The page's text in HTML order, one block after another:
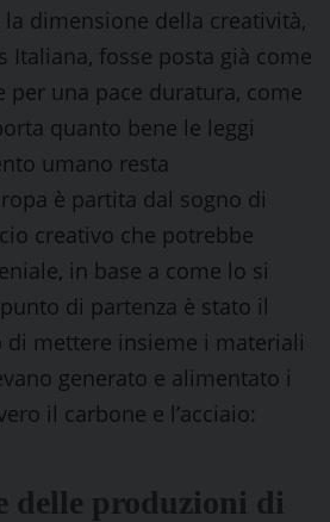
dimensione della creatività,
Italiana, fosse posta già come
per una pace duratura, come
quanto bene le leggi
umano resta
è partita dal sogno di
creativo che potrebbe
in base a come lo si
di partenza è stato il
di mettere insieme i materiali
generato e alimentato i
il carbone e l’acciaio:
delle produzioni di